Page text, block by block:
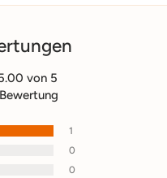
von 5
1
0
0